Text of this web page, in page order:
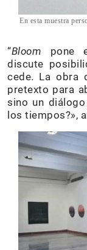
En esta muestra
“Bloom pone
discute
cede. La obra
pretexto para
sino un
los tiempos?»,